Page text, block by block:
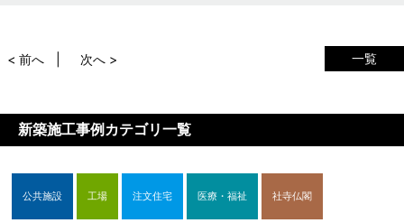
一覧
< 前へ 次へ >
新築施工事例カテゴリ一覧
公共施設 工場 注文住宅 医療・福祉 社寺仏閣